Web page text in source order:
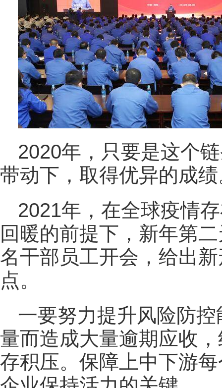
2020年，只要是这个
带动下，取得优异的成
2021年，在全球疫情
回暖的前提下，新年第
名干部员工开会，给出
点。
一要努力提升风险防
量而造成大量逾期应收
存积压。保障上中下游